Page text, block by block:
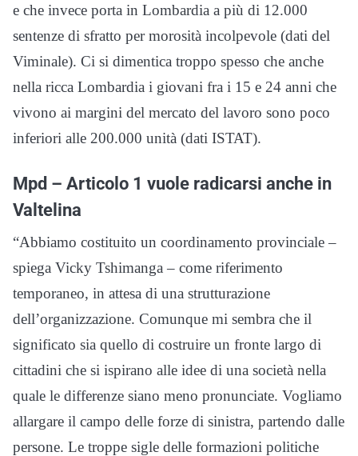
e che invece porta in Lombardia a più di 12.000
sentenze di sfratto per morosità incolpevole (dati del
Viminale). Ci si dimentica troppo spesso che anche
nella ricca Lombardia i giovani fra i 15 e 24 anni che
vivono ai margini del mercato del lavoro sono poco
inferiori alle 200.000 unità (dati ISTAT).
Mpd – Articolo 1 vuole radicarsi anche in
Valtelina
“Abbiamo costituito un coordinamento provinciale –
spiega Vicky Tshimanga – come riferimento
temporaneo, in attesa di una strutturazione
dell’organizzazione. Comunque mi sembra che il
significato sia quello di costruire un fronte largo di
cittadini che si ispirano alle idee di una società nella
quale le differenze siano meno pronunciate. Vogliamo
allargare il campo delle forze di sinistra, partendo dalle
persone. Le troppe sigle delle formazioni politiche